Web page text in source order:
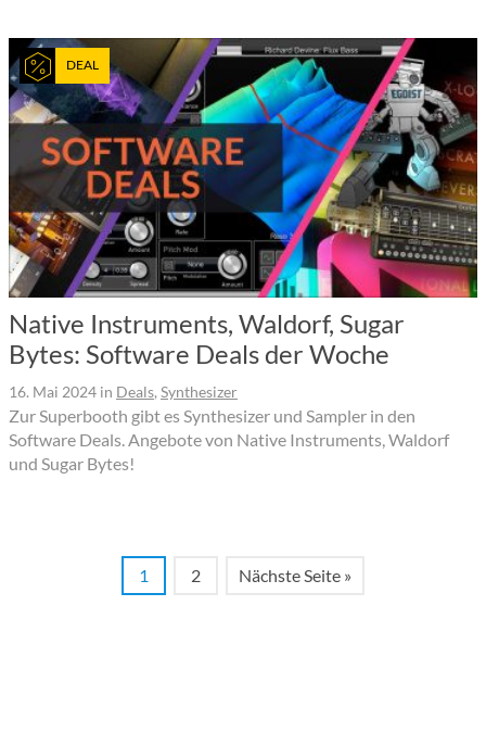
DEAL
Native Instruments, Waldorf, Sugar
Bytes: Software Deals der Woche
16. Mai 2024 in Deals, Synthesizer
Zur Superbooth gibt es Synthesizer und Sampler in den
Software Deals. Angebote von Native Instruments, Waldorf
und Sugar Bytes!
1 2 Nächste Seite »